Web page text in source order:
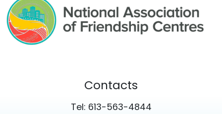
Contacts
Tel: 613-563-4844